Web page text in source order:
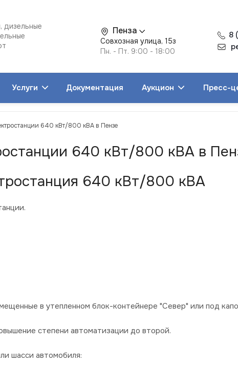
дизельные
Пенза
Совхозная улица, 15з
Пн. - Пт. 9:00 - 18:00
8
Услуги Документация Аукцион Пресс-
640 кВт/800 кВА в Пензе
640 кВт/800 кВА в
640 кВт/800 кВА
в утепленном блок-контейнере "Север" или под
степени автоматизации до второй.
шасси автомобиля: